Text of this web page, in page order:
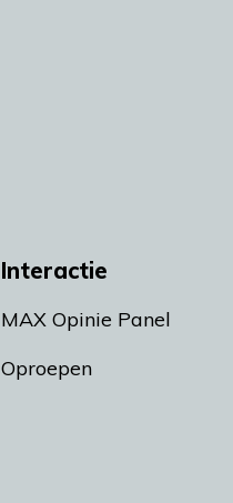
Interactie
MAX Opinie Panel
Oproepen